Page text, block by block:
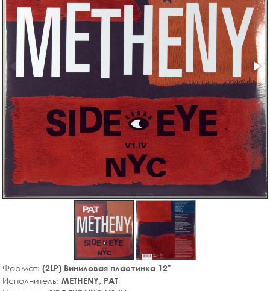
Формат: (2LP) Виниловая пластинка 12"
Исполнитель: METHENY, PAT